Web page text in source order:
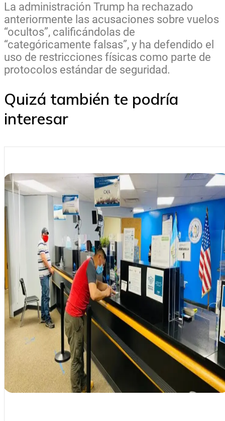
La administración Trump ha rechazado
anteriormente las acusaciones sobre vuelos
“ocultos”, calificándolas de
“categóricamente falsas”, y ha defendido el
uso de restricciones físicas como parte de
protocolos estándar de seguridad.
Quizá también te podría
interesar